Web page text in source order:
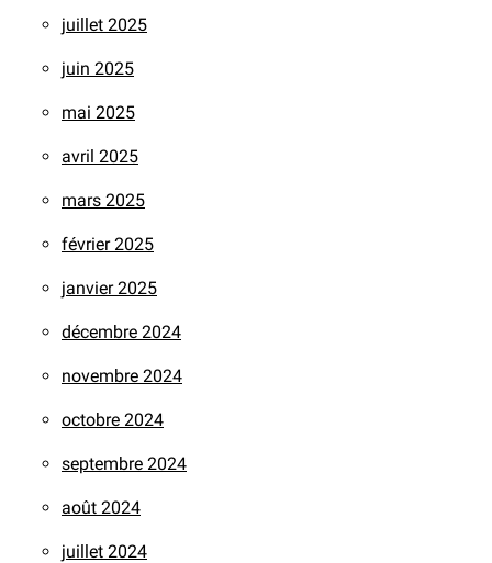
juillet 2025
juin 2025
mai 2025
avril 2025
mars 2025
février 2025
janvier 2025
décembre 2024
novembre 2024
octobre 2024
septembre 2024
août 2024
juillet 2024